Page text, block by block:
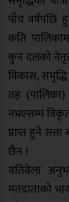
पाँच वर्षपछि
कति
कुन दलको
विकास,
तह (पालिका)
नभएसम्म
प्राप्त हुने
छैन ।
यतिवेला
मतदाताको